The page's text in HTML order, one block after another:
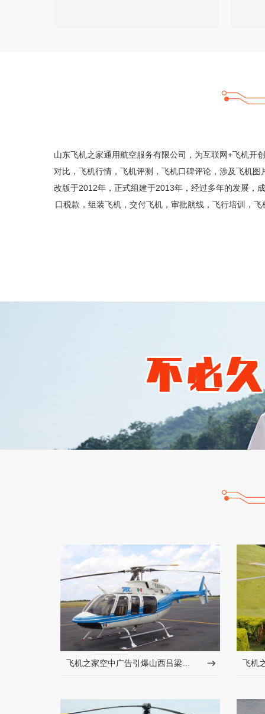
山东飞机之家通用航空服务有限公司，为互联网+飞机开
对比，飞机行情，飞机评测，飞机口碑评论，涉及飞机
改版于2012年，正式组建于2013年，经过多年的发展，
口税款，组装飞机，交付飞机，审批航线，飞行培训，